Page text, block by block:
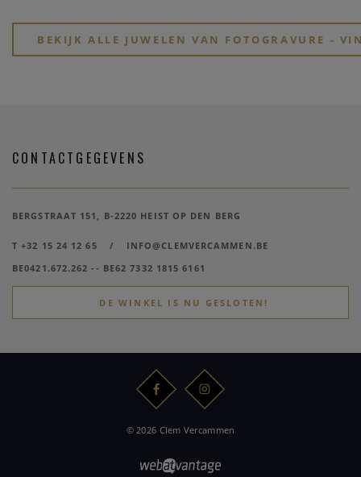
Asse juwelen zijn ook te vinden in onze zaak. We hebben
een collectie asse juwelen waarop we een vingerprint
BEKIJK ALLE JUWELEN VAN FOTOGRAVURE -
CONTACTGEGEVENS
BERGSTRAAT 151, B-2220 HEIST OP DEN BERG
T +32 15 24 12 65 /
INFO@CLEMVERCAMMEN.BE
BE0421.672.262 -- BE62 7332 1815 6161
DE WINKEL IS NU GESLOTEN!
© 2026 Clem Vercammen